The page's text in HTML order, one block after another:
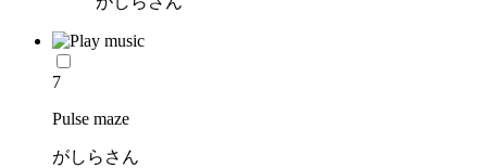
7
Pulse maze
がしらさん